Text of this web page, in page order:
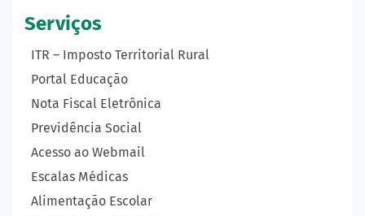
Serviços
ITR – Imposto Territorial Rural
Portal Educação
Nota Fiscal Eletrônica
Previdência Social
Acesso ao Webmail
Escalas Médicas
Alimentação Escolar